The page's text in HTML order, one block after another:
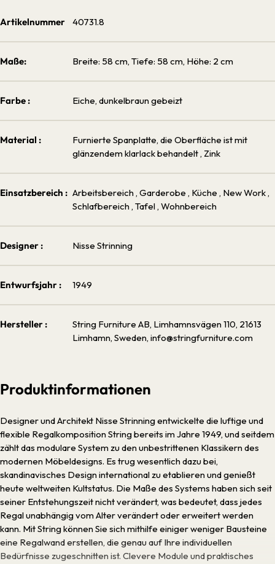
Artikelnummer 40731.8
Maße: Breite: 58 cm, Tiefe: 58 cm, Höhe: 2 cm
Farbe : Eiche, dunkelbraun gebeizt
Material :
Furnierte Spanplatte, die Oberfläche ist mit
glänzendem klarlack behandelt , Zink
Einsatzbereich : Arbeitsbereich , Garderobe , Küche , New Work ,
Schlafbereich , Tafel , Wohnbereich
Designer : Nisse Strinning
Entwurfsjahr : 1949
Hersteller :
String Furniture AB, Limhamnsvägen 110, 21613
Limhamn, Sweden, info@stringfurniture.com
Produktinformationen
Designer und Architekt Nisse Strinning entwickelte die luftige und
flexible Regalkomposition String bereits im Jahre 1949, und seitdem
zählt das modulare System zu den unbestrittenen Klassikern des
modernen Möbeldesigns. Es trug wesentlich dazu bei,
skandinavisches Design international zu etablieren und genießt
heute weltweiten Kultstatus. Die Maße des Systems haben sich seit
seiner Entstehungszeit nicht verändert, was bedeutet, dass jedes
Regal unabhängig vom Alter verändert oder erweitert werden
kann. Mit String können Sie sich mithilfe einiger weniger Bausteine
eine Regalwand erstellen, die genau auf Ihre individuellen
Bedürfnisse zugeschnitten ist. Clevere Module und praktisches